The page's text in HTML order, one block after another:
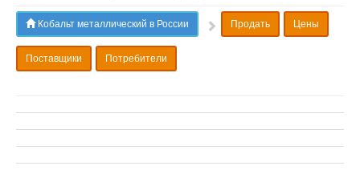
Кобальт металлический в России Продать Цены
Поставщики Потребители